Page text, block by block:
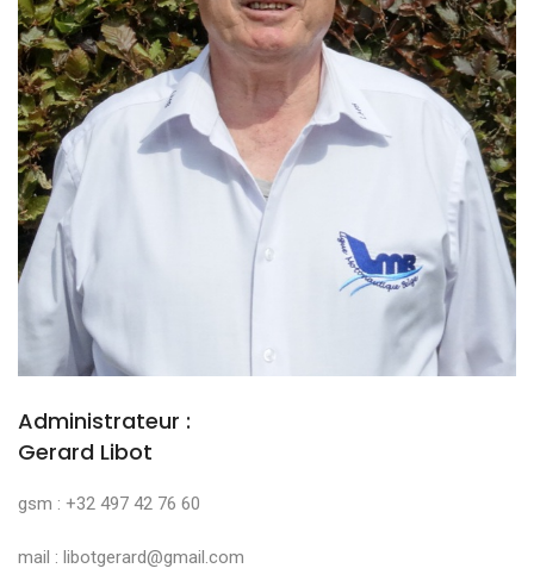
Administrateur :
Gerard Libot
gsm : +32 497 42 76 60
mail : libotgerard@gmail.com